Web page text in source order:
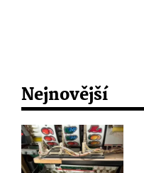
Nejnovější